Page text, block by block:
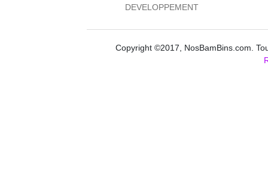
DEVELOPPEMENT
Copyright ©2017, NosBamBins.com.